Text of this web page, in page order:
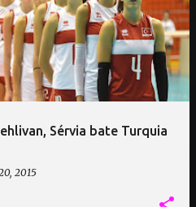
Sérvia bate Turquia
2015